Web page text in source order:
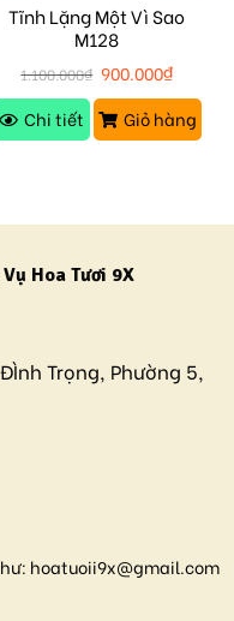
Tĩnh Lặng Một Vì Sao
M128
1.100.000₫ 900.000₫
Chi tiết
Giỏ hàng
Hoa Tươi 9X
Trọng, Phường 5,
hoatuoii9x@gmail.com